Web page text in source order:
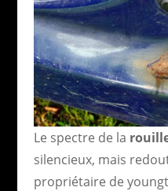
Le spectre de la
silencieux, mais
propriétaire de